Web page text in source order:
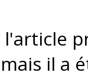
l'article
il a